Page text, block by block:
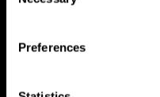
Preferences